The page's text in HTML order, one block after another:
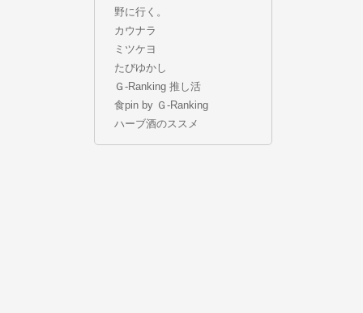
野に行く。
カウナラ
ミツケヨ
たびゆかし
Ｇ-Ranking 推し活
食pin by Ｇ-Ranking
ハーブ酒のススメ